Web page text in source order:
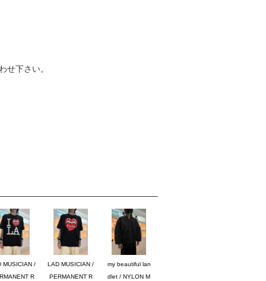
せ下さい。
MUSICIAN /
R
LAD MUSICIAN /
PERMANENT R
my beautiful lan
dlet / NYLON M